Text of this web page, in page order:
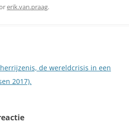
erik.van.praag.
de wereldcrisis in een
2017).